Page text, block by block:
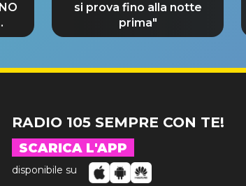
si prova fino alla notte
prima"
RADIO 105 SEMPRE CON TE!
SCARICA L'APP
disponibile su